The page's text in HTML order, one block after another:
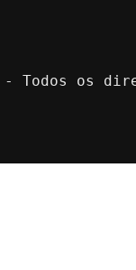
Todos os